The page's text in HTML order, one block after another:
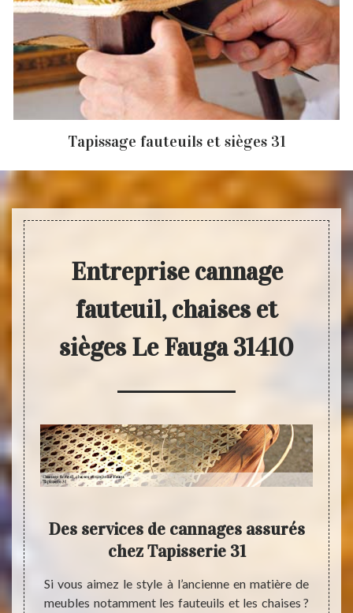
Tapissage fauteuils et sièges 31
Entreprise cannage
fauteuil, chaises et
sièges Le Fauga 31410
Des services de cannages assurés
chez Tapisserie 31
Si vous aimez le style à l’ancienne en matière de
meubles notamment les fauteuils et les chaises ?